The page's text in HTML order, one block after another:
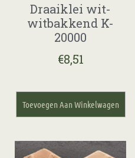
Draaiklei wit-
witbakkend K-
20000
€8,51
Toevoegen Aan Winkelwagen